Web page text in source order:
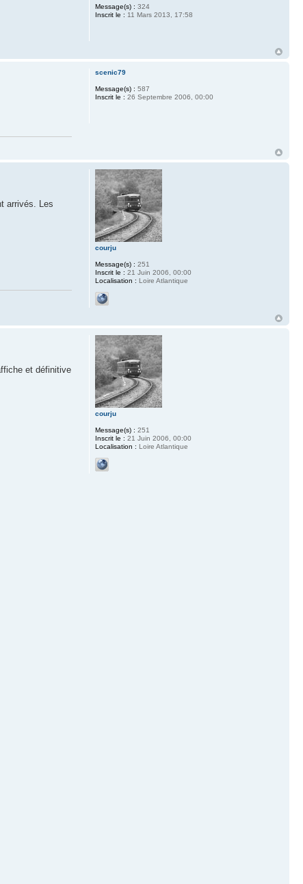
Message(s) : 324
Inscrit le : 11 Mars 2013, 17:58
scenic79
Message(s) : 587
Inscrit le : 26 Septembre 2006, 00:00
arrivés. Les
courju
Message(s) : 251
Inscrit le : 21 Juin 2006, 00:00
Localisation : Loire Atlantique
et définitive
courju
Message(s) : 251
Inscrit le : 21 Juin 2006, 00:00
Localisation : Loire Atlantique